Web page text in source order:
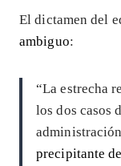
El dictamen del
ambiguo:
“La estrecha
los dos casos
precipitante